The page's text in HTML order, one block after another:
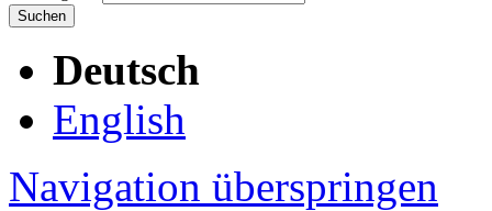
Suchen
Deutsch
English
Navigation überspringen